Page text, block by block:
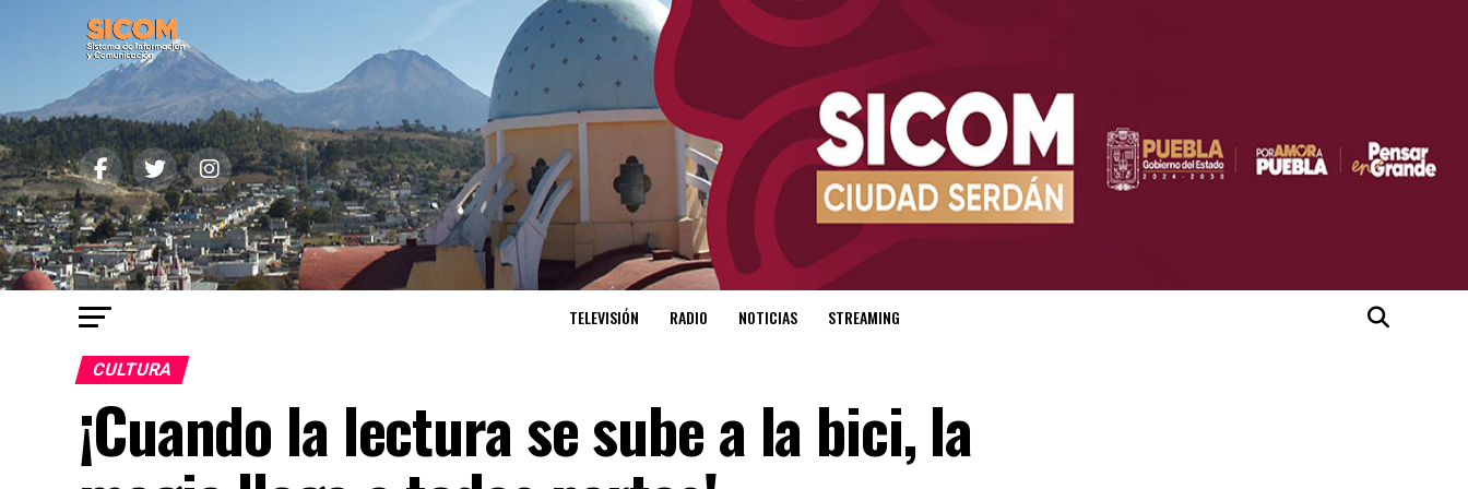
TELEVISIÓN RADIO NOTICIAS STREAMING
CULTURA
¡Cuando la lectura se sube a la bici, la